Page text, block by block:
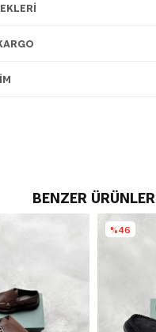
BENZER ÜRÜNLER
%46